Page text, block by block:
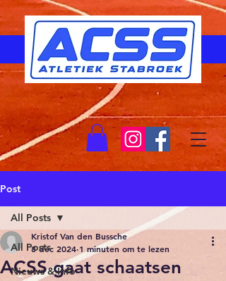
Post
All Posts
Nieuws & Info
All Posts
ACSS gaat schaatsen
Kristof Van den Bussche
8 dec 2024 1 minuten om te lezen